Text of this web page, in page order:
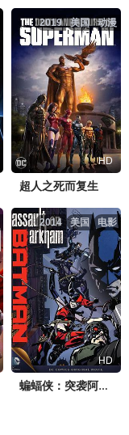
动漫
美国
2019
HD
超人之死而复生
电影
美国
2014
HD
蝙蝠侠：突袭阿卡姆